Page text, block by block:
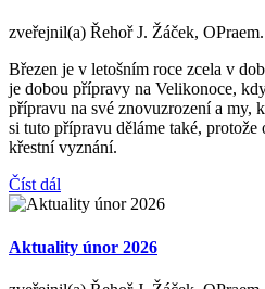
zveřejnil(a) Řehoř J. Žáček, OPraem.
Březen je v letošním roce zcela v
je dobou přípravy na Velikonoce,
přípravu na své znovuzrození a my,
si tuto přípravu děláme také,
křestní vyznání.
Číst dál
Aktuality únor 2026